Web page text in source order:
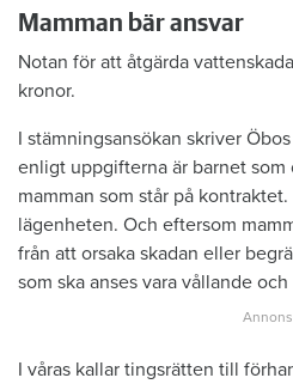
Mamman bär ansvar
Notan för att åtgärda
kronor.
I stämningsansökan skriver
enligt uppgifterna är barnet som
mamman som står på
lägenheten. Och eftersom
från att orsaka skadan eller
som ska anses vara vållande
I våras kallar tingsrätten till